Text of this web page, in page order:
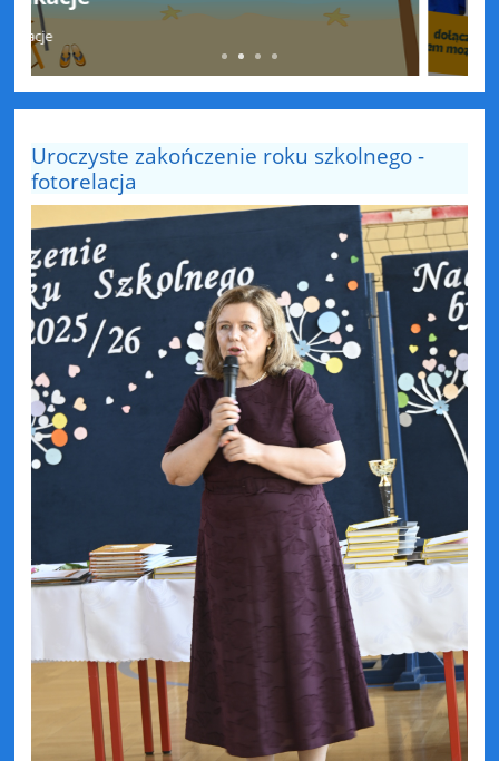
AED w szkole
Uroczyste zakończenie roku szkolnego -
fotorelacja